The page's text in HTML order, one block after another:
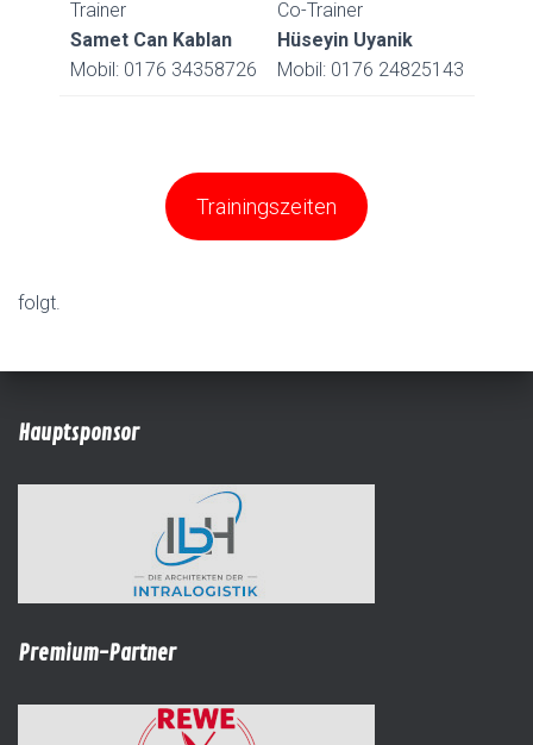
Trainer
Samet Can Kablan
Mobil: 0176 34358726
Co-Trainer
Hüseyin Uyanik
Mobil: 0176 24825143
Trainingszeiten
folgt.
Hauptsponsor
Premium-Partner